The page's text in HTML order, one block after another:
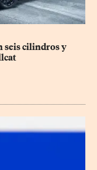
seis cilindros y